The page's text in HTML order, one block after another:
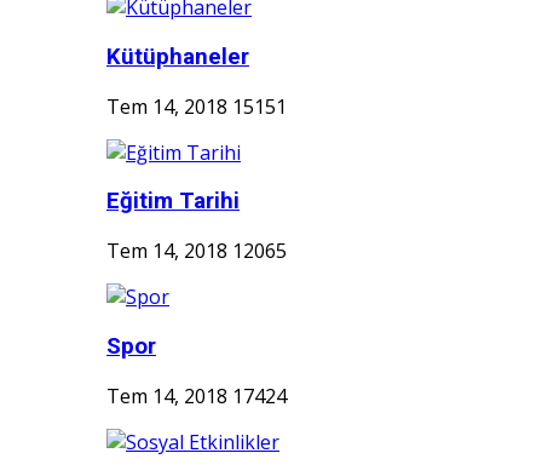
Kütüphaneler
Tem 14, 2018 15151
Eğitim Tarihi
Tem 14, 2018 12065
Spor
Tem 14, 2018 17424